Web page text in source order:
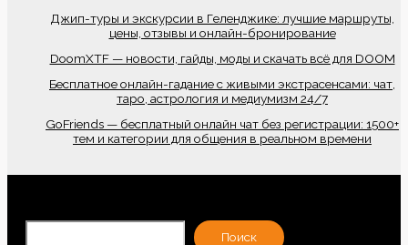
Джип-туры и экскурсии в Геленджике: лучшие маршруты,
цены, отзывы и онлайн-бронирование
DoomXTF — новости, гайды, моды и скачать всё для DOOM
Бесплатное онлайн-гадание с живыми экстрасенсами: чат,
таро, астрология и медиумизм 24/7
GoFriends — бесплатный онлайн чат без регистрации: 1500+
тем и категории для общения в реальном времени
Поиск